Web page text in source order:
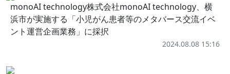
monoAI technology株式会社monoAI technology、横
浜市が実施する「小児がん患者等のメタバース交流イベ
ント運営企画業務」に採択
2024.08.08 15:16